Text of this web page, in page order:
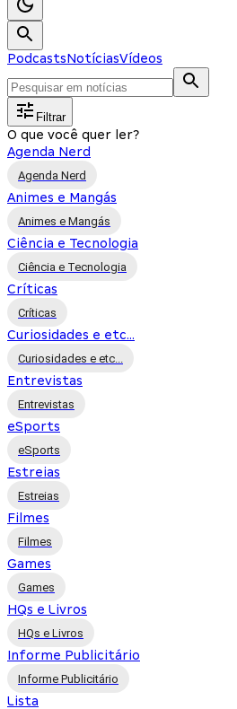
PodcastsNotíciasVídeos
Filtrar
O que você quer ler?
Agenda Nerd
Agenda Nerd
Animes e Mangás
Animes e Mangás
Ciência e Tecnologia
Ciência e Tecnologia
Críticas
Críticas
Curiosidades e etc...
Curiosidades e etc...
Entrevistas
Entrevistas
eSports
eSports
Estreias
Estreias
Filmes
Filmes
Games
Games
HQs e Livros
HQs e Livros
Informe Publicitário
Informe Publicitário
Lista